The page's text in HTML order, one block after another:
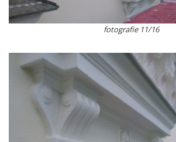
fotografie 11/16